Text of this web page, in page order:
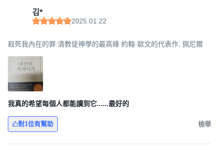
김*
2025.01.22
殺死我內在的罪:清教徒神學的最高峰 約翰·歐文的代表作, 佩尼爾
我真的希望每個人都能讀到它......最好的
對1位有幫助 檢舉